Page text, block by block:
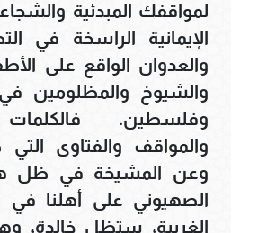
لمواقفك المبدئية
الإيمانية الراسخة في
والعدوان الواقع على
والشيوخ والمظلومين
وفلسطين. فالكلمات
والمواقف والفتاوى
وعن المشيخة في ظل
الصهيوني على أهلنا في
الغربية، ستظل خالدة،